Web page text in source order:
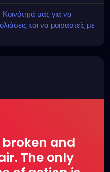
μας για να
και να μοιραστείς με
and
The only